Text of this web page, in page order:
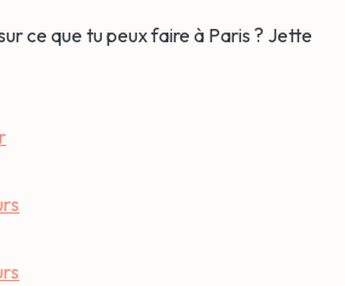
ce que tu peux faire à Paris ? Jette